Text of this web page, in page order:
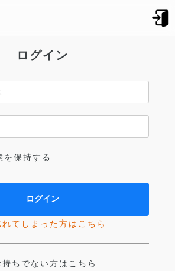
ログイン
を保持する
てしまった方はこちら
ちでない方はこちら